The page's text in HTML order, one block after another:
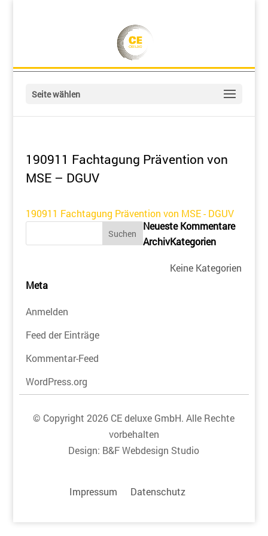
Seite wählen
190911 Fachtagung Prävention von
MSE – DGUV
190911 Fachtagung Prävention von MSE - DGUV
Neueste Kommentare
ArchivKategorien
Keine Kategorien
Meta
Anmelden
Feed der Einträge
Kommentar-Feed
WordPress.org
© Copyright 2026 CE deluxe GmbH. Alle Rechte
vorbehalten
Design: B&F Webdesign Studio
Impressum Datenschutz